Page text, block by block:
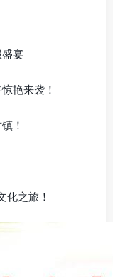
宴
艳来袭！
！
化之旅！